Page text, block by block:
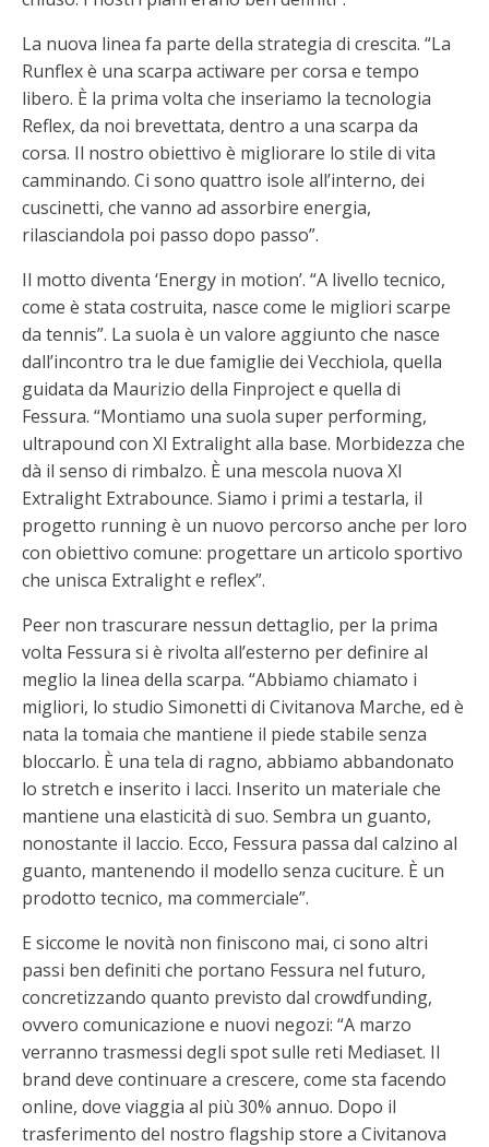
La nuova linea fa parte della strategia di crescita. “La
Runflex è una scarpa actiware per corsa e tempo
libero. È la prima volta che inseriamo la tecnologia
Reflex, da noi brevettata, dentro a una scarpa da
corsa. Il nostro obiettivo è migliorare lo stile di vita
camminando. Ci sono quattro isole all’interno, dei
cuscinetti, che vanno ad assorbire energia,
rilasciandola poi passo dopo passo”.
Il motto diventa ‘Energy in motion’. “A livello tecnico,
come è stata costruita, nasce come le migliori scarpe
da tennis”. La suola è un valore aggiunto che nasce
dall’incontro tra le due famiglie dei Vecchiola, quella
guidata da Maurizio della Finproject e quella di
Fessura. “Montiamo una suola super performing,
ultrapound con Xl Extralight alla base. Morbidezza che
dà il senso di rimbalzo. È una mescola nuova Xl
Extralight Extrabounce. Siamo i primi a testarla, il
progetto running è un nuovo percorso anche per loro
con obiettivo comune: progettare un articolo sportivo
che unisca Extralight e reflex”.
Peer non trascurare nessun dettaglio, per la prima
volta Fessura si è rivolta all’esterno per definire al
meglio la linea della scarpa. “Abbiamo chiamato i
migliori, lo studio Simonetti di Civitanova Marche, ed è
nata la tomaia che mantiene il piede stabile senza
bloccarlo. È una tela di ragno, abbiamo abbandonato
lo stretch e inserito i lacci. Inserito un materiale che
mantiene una elasticità di suo. Sembra un guanto,
nonostante il laccio. Ecco, Fessura passa dal calzino al
guanto, mantenendo il modello senza cuciture. È un
prodotto tecnico, ma commerciale”.
E siccome le novità non finiscono mai, ci sono altri
passi ben definiti che portano Fessura nel futuro,
concretizzando quanto previsto dal crowdfunding,
ovvero comunicazione e nuovi negozi: “A marzo
verranno trasmessi degli spot sulle reti Mediaset. Il
brand deve continuare a crescere, come sta facendo
online, dove viaggia al più 30% annuo. Dopo il
trasferimento del nostro flagship store a Civitanova